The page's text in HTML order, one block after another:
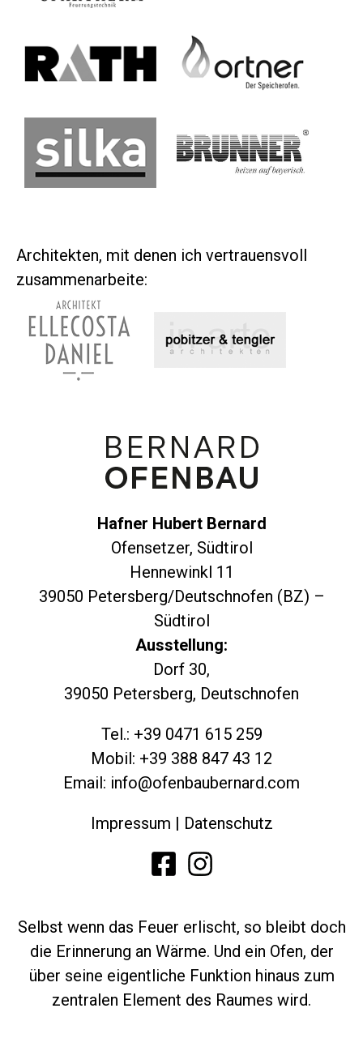
Architekten, mit denen ich vertrauensvoll
zusammenarbeite:
Hafner Hubert Bernard
Ofensetzer, Südtirol
Hennewinkl 11
39050 Petersberg/Deutschnofen (BZ) –
Südtirol
Ausstellung:
Dorf 30,
39050 Petersberg, Deutschnofen
Tel.: +39 0471 615 259
Mobil: +39 388 847 43 12
Email: info@ofenbaubernard.com
Impressum | Datenschutz
Selbst wenn das Feuer erlischt, so bleibt doch
die Erinnerung an Wärme. Und ein Ofen, der
über seine eigentliche Funktion hinaus zum
zentralen Element des Raumes wird.